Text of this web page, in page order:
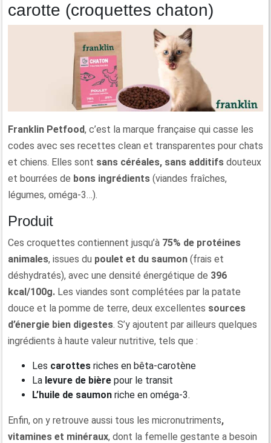
carotte (croquettes chaton)
Franklin Petfood, c’est la marque française qui casse les
codes avec ses recettes clean et transparentes pour chats
et chiens. Elles sont sans céréales, sans additifs douteux
et bourrées de bons ingrédients (viandes fraîches,
légumes, oméga-3…).
Produit
Ces croquettes contiennent jusqu’à 75% de protéines
animales, issues du poulet et du saumon (frais et
déshydratés), avec une densité énergétique de 396
kcal/100g. Les viandes sont complétées par la patate
douce et la pomme de terre, deux excellentes sources
d’énergie bien digestes. S’y ajoutent par ailleurs quelques
ingrédients à haute valeur nutritive, tels que :
Les carottes riches en bêta-carotène
La levure de bière pour le transit
L’huile de saumon riche en oméga-3.
Enfin, on y retrouve aussi tous les micronutriments,
vitamines et minéraux, dont la femelle gestante a besoin